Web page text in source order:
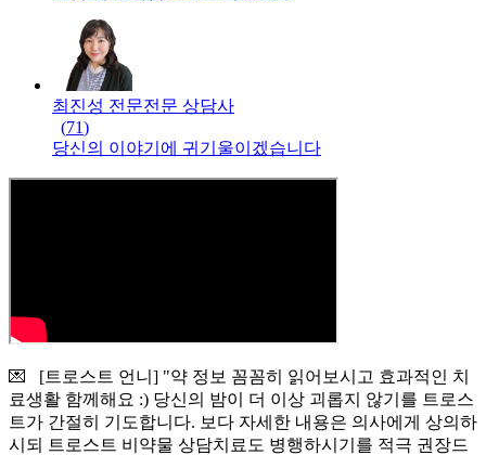
최진성 전문전문 상담사
(71)
당신의 이야기에 귀기울이겠습니다
💌 [트로스트 언니] "약 정보 꼼꼼히 읽어보시고 효과적인 치
료생활 함께해요 :) 당신의 밤이 더 이상 괴롭지 않기를 트로스
트가 간절히 기도합니다. 보다 자세한 내용은 의사에게 상의하
시되 트로스트 비약물 상담치료도 병행하시기를 적극 권장드